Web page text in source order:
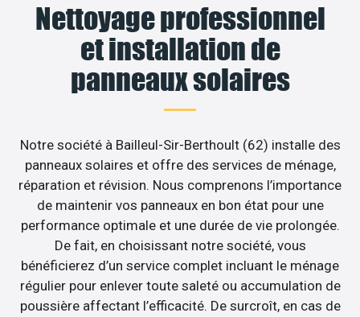
Nettoyage professionnel
et installation de
panneaux solaires
Notre société à Bailleul-Sir-Berthoult (62) installe des
panneaux solaires et offre des services de ménage,
réparation et révision. Nous comprenons l’importance
de maintenir vos panneaux en bon état pour une
performance optimale et une durée de vie prolongée.
De fait, en choisissant notre société, vous
bénéficierez d’un service complet incluant le ménage
régulier pour enlever toute saleté ou accumulation de
poussière affectant l’efficacité. De surcroît, en cas de